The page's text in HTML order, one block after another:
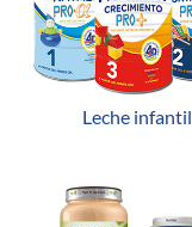
Leche infantil